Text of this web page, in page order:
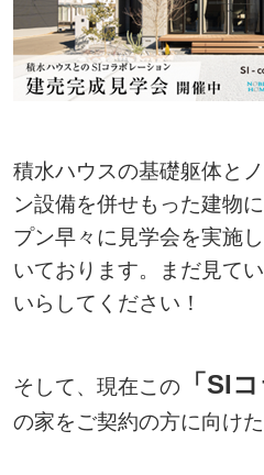
積水ハウスの基礎躯体と
ン設備を併せもった建物
プン早々に見学会を実施
いております。まだ見て
いらしてください！
そして、現在この「SIコ
の家をご契約の方に向けた